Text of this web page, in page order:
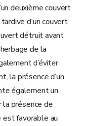
deuxième couvert
d’un couvert
détruit avant
de la
d’éviter
la présence d’un
également un
la présence de
est favorable au